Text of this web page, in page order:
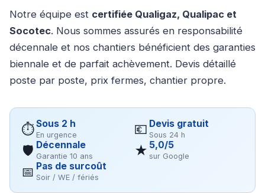
Notre équipe est certifiée Qualigaz, Qualipac et
Socotec. Nous sommes assurés en responsabilité
décennale et nos chantiers bénéficient des garanties
biennale et de parfait achèvement. Devis détaillé
poste par poste, prix fermes, chantier propre.
⏱Sous 2 h
En urgence 💶 Devis gratuit
Sous 24 h
🛡 Décennale
Garantie 10 ans ★ 5,0/5
sur Google
📅 Pas de surcoût
Soir / WE / fériés